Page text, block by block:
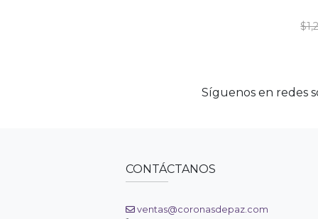
Síguenos en redes
CONTÁCTANOS
ventas@coronasdepaz.com